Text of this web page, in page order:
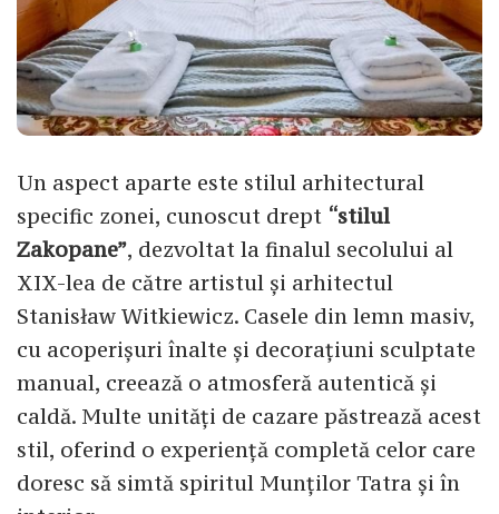
Un aspect aparte este stilul arhitectural
specific zonei, cunoscut drept “stilul
Zakopane”, dezvoltat la finalul secolului al
XIX-lea de către artistul și arhitectul
Stanisław Witkiewicz. Casele din lemn masiv,
cu acoperișuri înalte și decorațiuni sculptate
manual, creează o atmosferă autentică și
caldă. Multe unități de cazare păstrează acest
stil, oferind o experiență completă celor care
doresc să simtă spiritul Munților Tatra și în